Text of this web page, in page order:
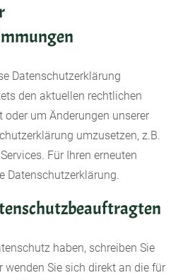
Datenschutzerklärung
den aktuellen rechtlichen
um Änderungen unserer
umzusetzen, z.B.
Für Ihren erneuten
Datenschutzerklärung.
haben, schreiben Sie
wenden Sie sich direkt an die für